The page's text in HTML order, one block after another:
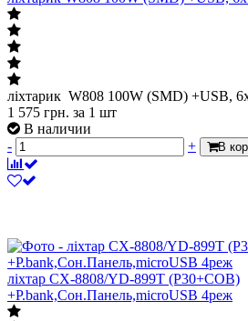
ліхтарик W808 100W (SMD) +USB,
1 575грн.за 1 шт
В наличии
-
В
ліхтар CX-8808/YD-899T (P30+COB)
+P.bank,Сон.Панель,microUSB 4реж